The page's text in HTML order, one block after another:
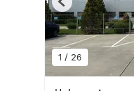
1 / 26
Previous